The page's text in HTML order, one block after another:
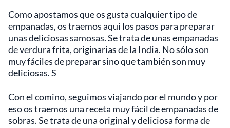
Como apostamos que os gusta cualquier tipo de
empanadas, os traemos aquí los pasos para preparar
unas deliciosas samosas. Se trata de unas empanadas
de verdura frita, originarias de la India. No sólo son
muy fáciles de preparar sino que también son muy
deliciosas. S
Con el comino, seguimos viajando por el mundo y por
eso os traemos una receta muy fácil de empanadas de
sobras. Se trata de una original y deliciosa forma de